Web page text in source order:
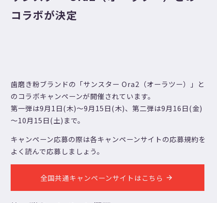
コラボが決定
歯磨き粉ブランドの「サンスター Ora2（オーラツー）」と
のコラボキャンペーンが開催されています。
第一弾は9月1日(木)～9月15日(木)、第二弾は9月16日(金)
～10月15日(土)まで。
キャンペーン応募の際は各キャンペーンサイトの応募規約を
よく読んで応募しましょう。
全国共通キャンペーンサイトはこちら